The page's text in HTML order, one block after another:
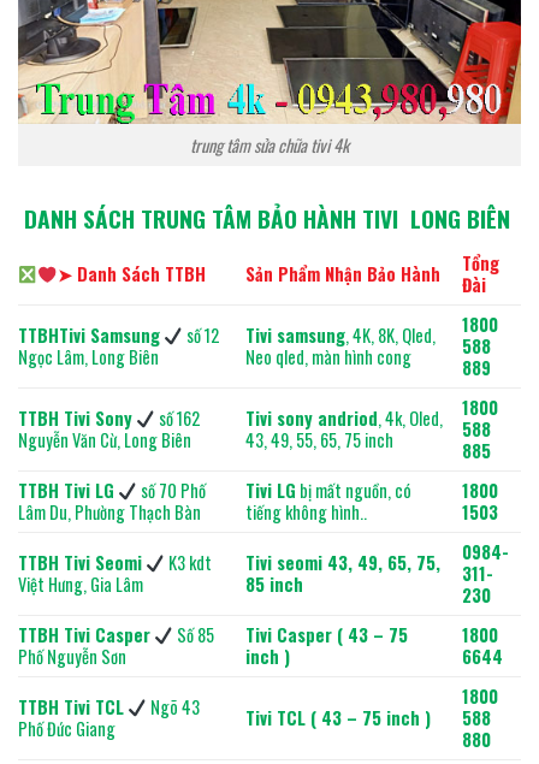
trung tâm sửa chữa tivi 4k
DANH SÁCH TRUNG TÂM BẢO HÀNH TIVI LONG BIÊN
➤ Danh Sách TTBH Sản Phẩm Nhận Bảo Hành
Tổng
Đài
TTBHTivi Samsung
số 12
Ngọc Lâm, Long Biên
Tivi samsung, 4K, 8K, Qled,
Neo qled, màn hình cong
1800
588
889
TTBH Tivi Sony
số 162
Nguyễn Văn Cừ, Long Biên
Tivi sony andriod, 4k, Oled,
43, 49, 55, 65, 75 inch
1800
588
885
TTBH Tivi LG
số 70 Phố
Lâm Du, Phường Thạch Bàn
Tivi LG bị mất nguồn, có
tiếng không hình..
1800
1503
TTBH Tivi Seomi
K3 kdt
Việt Hưng, Gia Lâm
Tivi seomi 43, 49, 65, 75,
85 inch
0984-
311-
230
TTBH Tivi Casper
Số 85
Phố Nguyễn Sơn
Tivi Casper ( 43 – 75
inch )
1800
6644
TTBH Tivi TCL
Ngõ 43
Phố Đức Giang
Tivi TCL ( 43 – 75 inch )
1800
588
880